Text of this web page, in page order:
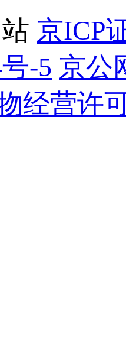
京ICP
-5 京公
经营许